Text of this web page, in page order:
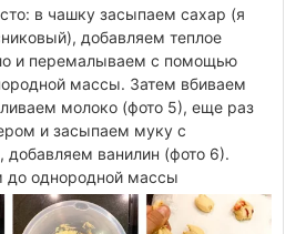
в чашку засыпаем сахар (я
добавляем теплое
и перемалываем с помощью
массы. Затем вбиваем
молоко (фото 5), еще раз
и засыпаем муку с
добавляем ванилин (фото 6).
до однородной массы